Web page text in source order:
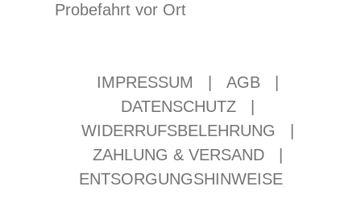
Probefahrt vor Ort
IMPRESSUM AGB
DATENSCHUTZ
WIDERRUFSBELEHRUNG
ZAHLUNG & VERSAND
ENTSORGUNGSHINWEISE